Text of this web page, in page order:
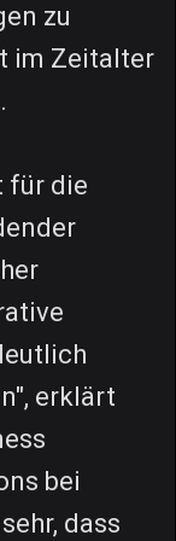
zu
im Zeitalter
für die
erklärt
bei
dass